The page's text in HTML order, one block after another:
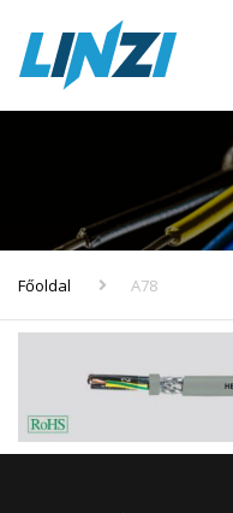
Főoldal A78